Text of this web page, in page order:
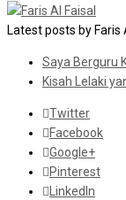
Latest posts by Faris
Saya Berguru
Kisah Lelaki
Twitter
Facebook
Google+
Pinterest
LinkedIn